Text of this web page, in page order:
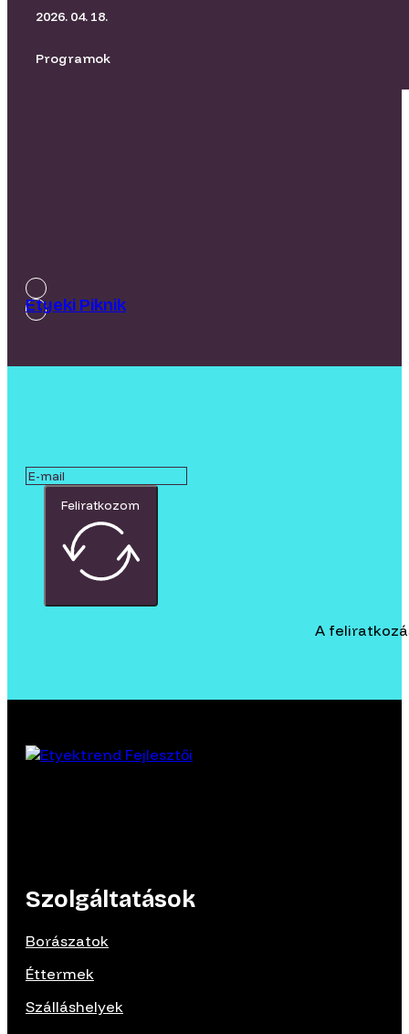
BORító Kertmozi I Üvegtigris
2026. 04. 18.
Programok
Etyeki Piknik
Feliratkozom
A
Szolgáltatások
Borászatok
Éttermek
Szálláshelyek